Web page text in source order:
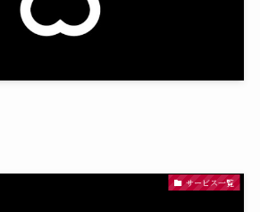
サービス一覧